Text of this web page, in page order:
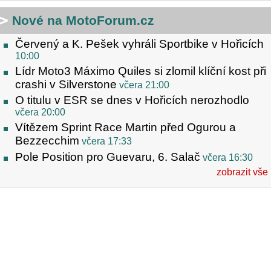
Nové na MotoForum.cz
Červený a K. Pešek vyhráli Sportbike v Hořicích
10:00
Lídr Moto3 Máximo Quiles si zlomil klíční kost při
crashi v Silverstone včera 21:00
O titulu v ESR se dnes v Hořicích nerozhodlo
včera 20:00
Vítězem Sprint Race Martin před Ogurou a
Bezzecchim včera 17:33
Pole Position pro Guevaru, 6. Salač včera 16:30
zobrazit vše